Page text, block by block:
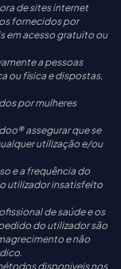
de sites internet
fornecidos por
em acesso gratuito ou
a pessoas
ou física e dispostas,
por mulheres
assegurar que se
utilização e/ou
e a frequência do
utilizador insatisfeito
de saúde e os
do utilizador são
e não
disponiveis nos